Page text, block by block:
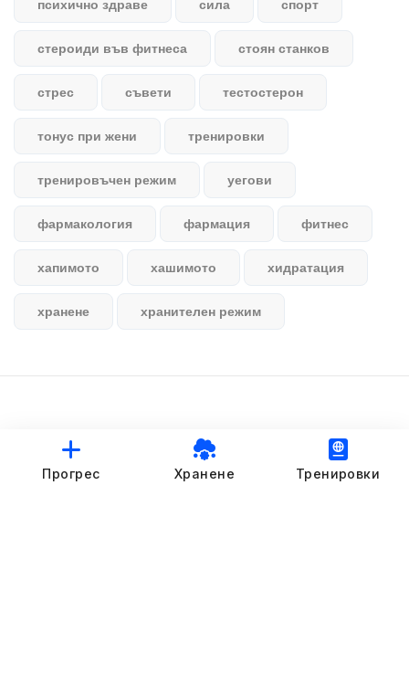
психично здраве сила спорт
стероиди във фитнеса стоян станков
стрес съвети тестостерон
тонус при жени тренировки
тренировъчен режим уегови
фармакология фармация фитнес
хапимото хашимото хидратация
хранене хранителен режим
© StankovFit Progress App | 2025
Прогрес Хранене Тренировки